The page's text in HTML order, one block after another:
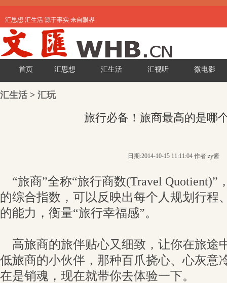
汇思想 汇生活 源于事实 来自眼界
首页 汇思想 汇生活 汇视听 微电影
汇生活> 汇玩
旅行必备！旅商最高的是哪
日期:2014-10-15 11:11:04 作者:zy酱
“旅商”全称“旅行商数(Travel Quotient)”
的综合指数，可以反映出每个人规划行程
的能力，衡量“旅行幸福感”。
高旅商的旅伴贴心又细致，让你在旅途
低旅商的小伙伴，那种百爪挠心、心灰意
在是销魂，现在就带你去体验一下。